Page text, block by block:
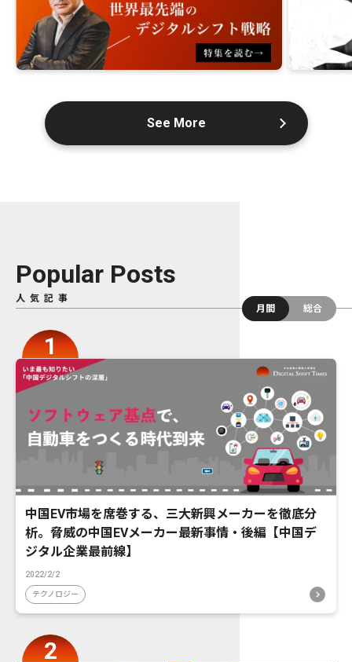
See More
Popular Posts
人気記事
月間
総合
中国EV市場を席巻する、三大新興メーカーを徹底分
析。脅威の中国EVメーカー最新事情・後編【中国デ
ジタル企業最前線】
2022/2/2
テクノロジー